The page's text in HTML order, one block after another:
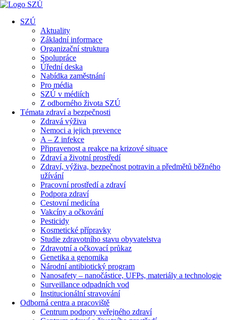
SZÚ
Aktuality
Základní informace
Organizační struktura
Spolupráce
Úřední deska
Nabídka zaměstnání
Pro média
SZÚ v médiích
Z odborného života SZÚ
Témata zdraví a bezpečnosti
Zdravá výživa
Nemoci a jejich prevence
A – Z infekce
Připravenost a reakce na krizové situace
Zdraví a životní prostředí
Zdraví, výživa, bezpečnost potravin a předmětů běžného
užívání
Pracovní prostředí a zdraví
Podpora zdraví
Cestovní medicína
Vakcíny a očkování
Pesticidy
Kosmetické přípravky
Studie zdravotního stavu obyvatelstva
Zdravotní a očkovací průkaz
Genetika a genomika
Národní antibiotický program
Nanosafety – nanočástice, UFPs, materiály a technologie
Surveillance odpadních vod
Institucionální stravování
Odborná centra a pracoviště
Centrum podpory veřejného zdraví